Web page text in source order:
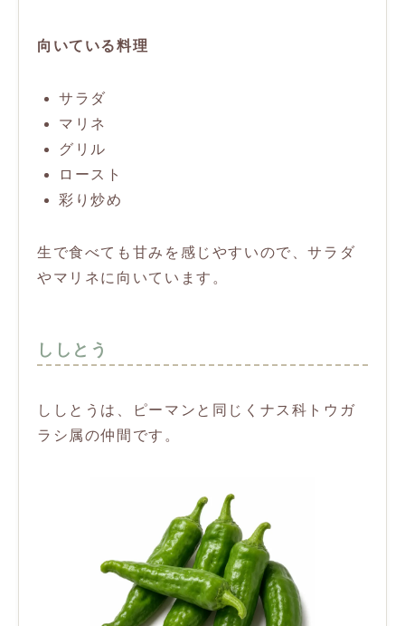
向いている料理
サラダ
マリネ
グリル
ロースト
彩り炒め
生で食べても甘みを感じやすいので、サラダ
やマリネに向いています。
ししとう
ししとうは、ピーマンと同じくナス科トウガ
ラシ属の仲間です。